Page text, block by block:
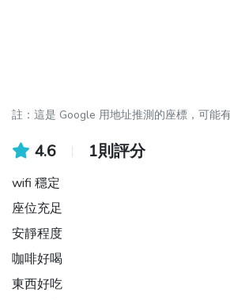
註：這是 Google 用地址推測的座標，可能有
4.6 1則評分
wifi 穩定
座位充足
安靜程度
咖啡好喝
東西好吃